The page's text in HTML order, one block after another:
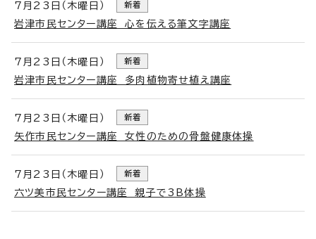
7月23日（木曜日） 新着
岩津市民センター講座 心を伝える筆文字講座
7月23日（木曜日） 新着
岩津市民センター講座 多肉植物寄せ植え講座
7月23日（木曜日） 新着
矢作市民センター講座 女性のための骨盤健康体操
7月23日（木曜日） 新着
六ツ美市民センター講座 親子で3B体操